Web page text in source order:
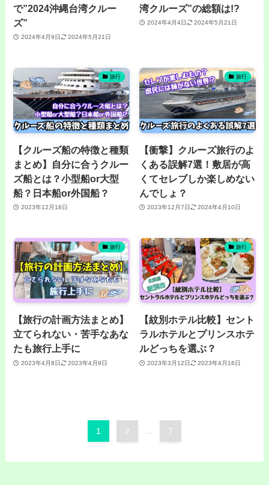
で”2024沖縄台湾クルー
ズ”
2024年4月9日 2024年5月21日
湾クルーズ”の総額は!?
2024年4月4日 2024年5月21日
旅行
【クルーズ船の特徴と種類
まとめ】自分に合うクルー
ズ船とは？小型船or大型
船？日本船or外国船？
2023年12月18日
旅行
【衝撃】クルーズ旅行のよ
くある誤解7選！敷居が高
くてセレブしか楽しめない
んでしょ？
2023年12月7日 2024年4月10日
旅行
【旅行の計画方法まとめ】
立てられない・苦手なあな
たも旅行上手に
2023年4月8日 2023年4月9日
旅行
【紋別ホテル比較】セント
ラルホテルとプリンスホテ
ルどっちを選ぶ？
2023年3月12日 2023年4月16日
1 2 ... 7